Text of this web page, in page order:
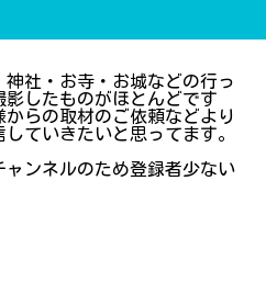
社・お寺・お城などの行っ
したものがほとんどです
らの取材のご依頼などより
ていきたいと思ってます。
ンネルのため登録者少ない